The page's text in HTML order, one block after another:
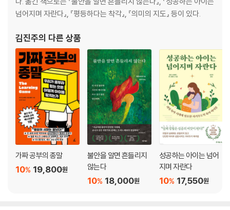
누구나 콤플렉스가 있다
8장 행복한 육아를 위한 부부 관계 개선법
무례한 태도로 대하지 않기
육아 방식과 가사 분담에 합의하기
부부 사이의 친밀감 유지하기
그럼에도 불구하고 부부 관계를 끝낸다면
감사의 글
참고 문헌
넘어지며 자란다』, 『평등하다는 착각』, 『의미의 지도』 등이 있다.
김진주의 다른 상품
가짜 공부의 종말
19,800원
10%
불안을 알면 흔들리지
않는다
18,000원
10%
성공하는 아이는 넘어
지며 자란다
17,550원
10%